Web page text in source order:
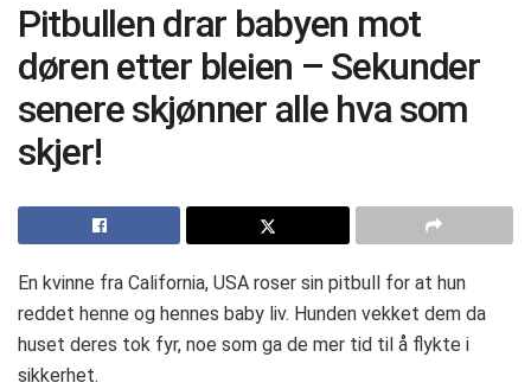
Pitbullen drar babyen mot
døren etter bleien – Sekunder
senere skjønner alle hva som
skjer!
En kvinne fra California, USA roser sin pitbull for at hun
reddet henne og hennes baby liv. Hunden vekket dem da
huset deres tok fyr, noe som ga de mer tid til å flykte i
sikkerhet.